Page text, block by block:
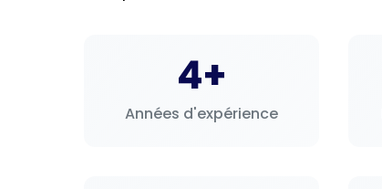
Une clinique dentaire fiable à Istanbul
les étapes d’une manière que vous pouvez
Dentisterie esthétique
La dentisterie esthétique se concentre sur
4+
Années d'expérience